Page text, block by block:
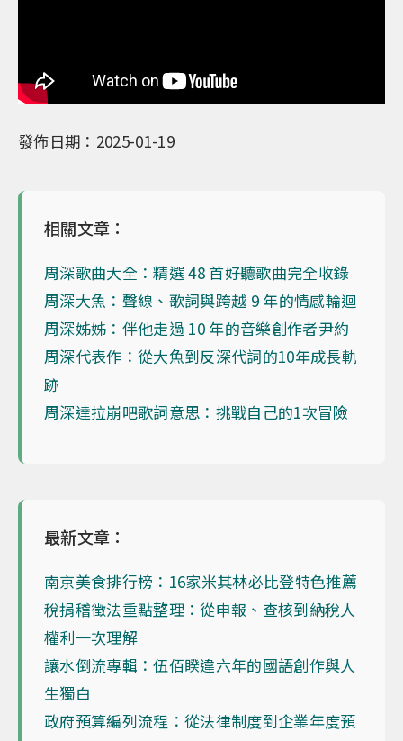
發佈日期：2025-01-19
相關文章：
周深歌曲大全：精選 48 首好聽歌曲完全收錄
周深大魚：聲線、歌詞與跨越 9 年的情感輪迴
周深姊姊：伴他走過 10 年的音樂創作者尹約
周深代表作：從大魚到反深代詞的10年成長軌
跡
周深達拉崩吧歌詞意思：挑戰自己的1次冒險
最新文章：
南京美食排行榜：16家米其林必比登特色推薦
稅捐稽徵法重點整理：從申報、查核到納稅人
權利一次理解
讓水倒流專輯：伍佰睽違六年的國語創作與人
生獨白
政府預算編列流程：從法律制度到企業年度預